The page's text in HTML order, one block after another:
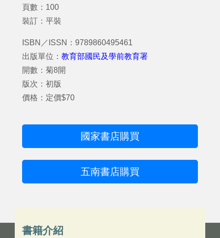
頁數：100
裝訂：平裝
ISBN／ISSN：9789860495461
出版單位： 教育部國民及學前教育署
開數：菊8開
版次：初版
價格：定價$70
國家書店購買
五南書店購買
書籍介紹